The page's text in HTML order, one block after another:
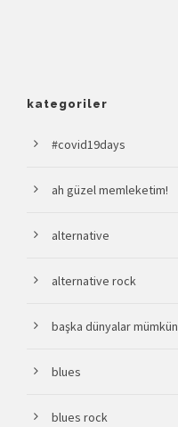
kategoriler
#covid19days
ah güzel memleketim!
alternative
alternative rock
başka dünyalar mümkün
blues
blues rock